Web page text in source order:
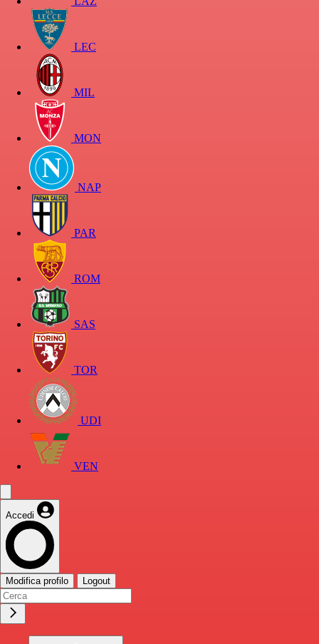
LEC
MIL
MON
NAP
PAR
ROM
SAS
TOR
UDI
VEN
Accedi
Modifica profilo Logout